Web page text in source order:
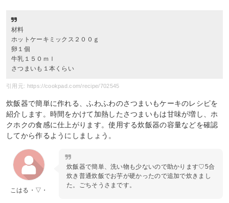
材料
ホットケーキミックス２００ｇ
卵１個
牛乳１５０ｍｌ
さつまいも１本くらい
引用元: https://cookpad.com/recipe/702545
炊飯器で簡単に作れる、ふわふわのさつまいもケーキのレシピを
紹介します。時間をかけて加熱したさつまいもは甘味が増し、ホ
クホクの食感に仕上がります。使用する炊飯器の容量などを確認
してから作るようにしましょう。
こはる・▽・
炊飯器で簡単、洗い物も少ないので助かります♡5合
炊き普通炊飯でお芋が硬かったので追加で炊きまし
た。ごちそうさまです。